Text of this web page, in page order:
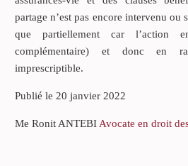
partage n’est pas encore intervenu ou
que partiellement car l’action
complémentaire) et donc en
imprescriptible.
Publié le 20 janvier 2022
Me Ronit ANTEBIAvocate en droit